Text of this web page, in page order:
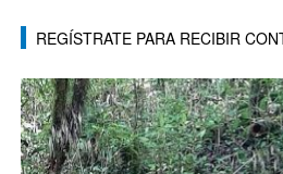
REGÍSTRATE PARA RECIBIR